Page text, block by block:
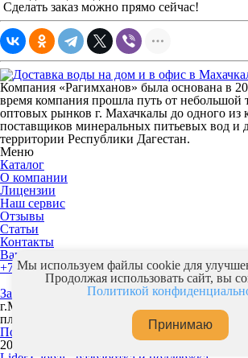
Сделать заказ можно прямо сейчас!
Компания «Рагимханов» была основана в
время компания прошла путь от небольшой
оптовых рынков г. Махачкалы до одного из
поставщиков минеральных питьевых вод и
территории Республики Дагестан.
Меню
Каталог
О компании
Лицензии
Наш сервис
Отзывы
Статьи
Контакты
Вакансии
+7(928) 576-20-81 +7(989) 876-30-02
Заказать звонок
г.Махачкала, Халимбекаульская 54"а"
плюс"
Политика конфиденциальности
2026 © Все права защищены
Мы используем файлы cookie для
Продолжая использовать сайт, вы
Политикой
Принимаю